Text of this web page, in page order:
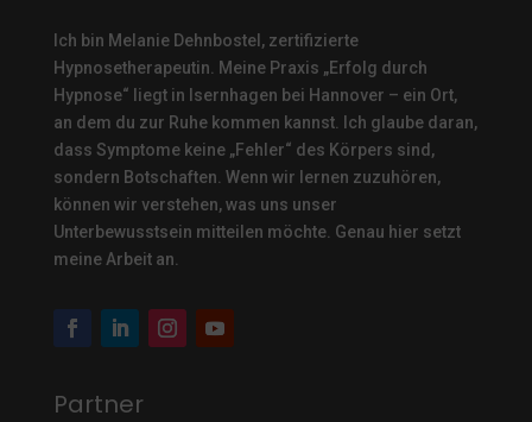
Ich bin Melanie Dehnbostel, zertifizierte
Hypnosetherapeutin.
Meine Praxis „Erfolg durch
Hypnose“ liegt in Isernhagen bei Hannover – ein Ort,
an dem du zur Ruhe kommen kannst. Ich glaube daran,
dass Symptome keine „Fehler“ des Körpers sind,
sondern Botschaften. Wenn wir lernen zuzuhören,
können wir verstehen, was uns unser
Unterbewusstsein mitteilen möchte. Genau hier setzt
meine Arbeit an.
Partner